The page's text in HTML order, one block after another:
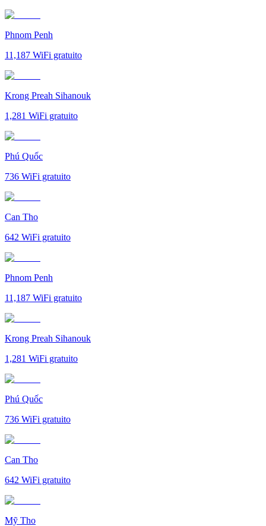
Phnom Penh
11,187 WiFi gratuito
Krong Preah Sihanouk
1,281 WiFi gratuito
Phú Quốc
736 WiFi gratuito
Can Tho
642 WiFi gratuito
Phnom Penh
11,187 WiFi gratuito
Krong Preah Sihanouk
1,281 WiFi gratuito
Phú Quốc
736 WiFi gratuito
Can Tho
642 WiFi gratuito
Mỹ Tho